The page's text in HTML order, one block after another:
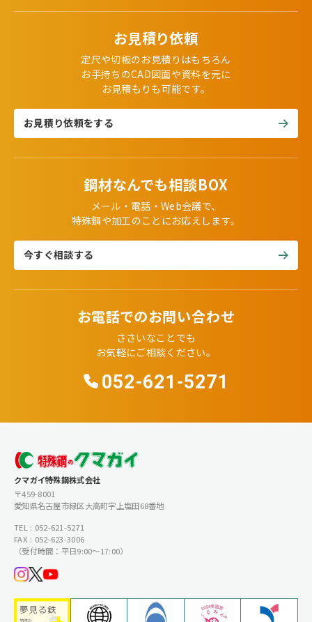
お見積り依頼
定尺や切板のお見積りはもちろん
お手持ちのCAD図面や資料を元に
お見積もりも可能です。
お見積り依頼をする
鋼材なんでも相談BOX
メール・電話・Web会議で、
特殊鋼や加工のことにお応えします。
今すぐ相談する
お電話でのお問い合わせ
ささいなことでも
お気軽にご相談ください。
052-621-5271
クマガイ特殊鋼株式会社
〒459-8001
愛知県名古屋市緑区大高町字上塩田68番地
TEL : 052-621-5271
FAX : 052-623-3006
（受付時間：平日9:00〜17:00）